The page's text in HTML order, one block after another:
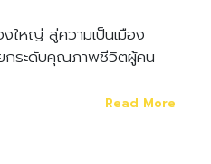
ใหญ่ สู่ความเป็นเมือง
กระดับคุณภาพชีวิตผู้คน
Read More